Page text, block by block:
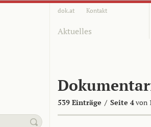
dok.at Kontakt
Aktuelles
539 Einträge / Seite 4von